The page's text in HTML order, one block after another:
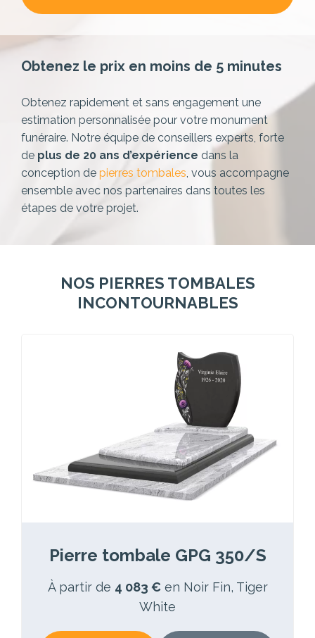
Obtenez le prix en moins de 5 minutes
Obtenez rapidement et sans engagement une
estimation personnalisée pour votre monument
funéraire. Notre équipe de conseillers experts, forte
de plus de 20 ans d’expérience dans la
conception de pierres tombales, vous accompagne
ensemble avec nos partenaires dans toutes les
étapes de votre projet.
NOS PIERRES TOMBALES
INCONTOURNABLES
Pierre tombale GPG 350/S
À partir de 4 083 € en Noir Fin, Tiger
White